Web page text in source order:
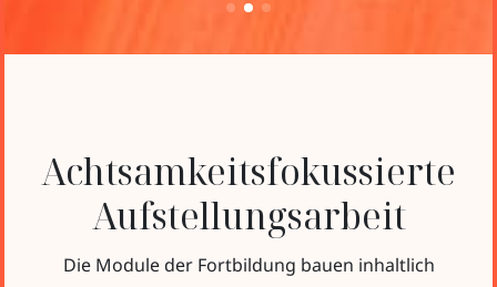
Achtsamkeitsfokussierte
Aufstellungsarbeit
Die Module der Fortbildung bauen inhaltlich